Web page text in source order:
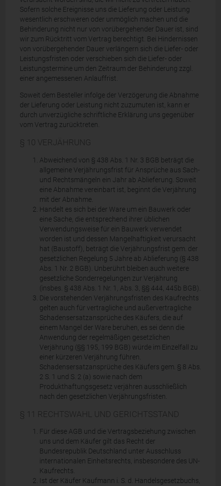
Sofern solche Ereignisse uns die Lieferung oder Leistung
wesentlich erschweren oder unmöglich machen und die
Behinderung nicht nur von vorübergehender Dauer ist, sind
wir zum Rücktritt vom Vertrag berechtigt. Bei Hindernissen
von vorübergehender Dauer verlängern sich die Liefer- oder
Leistungsfristen oder verschieben sich die Liefer- oder
Leistungstermine um den Zeitraum der Behinderung zzgl.
einer angemessenen Anlauffrist.
Soweit dem Besteller infolge der Verzögerung die Abnahme
der Lieferung oder Leistung nicht zuzumuten ist, kann er
durch unverzügliche schriftliche Erklärung uns gegenüber
vom Vertrag zurücktreten.
§ 10 VERJÄHRUNG
Abweichend von § 438 Abs. 1 Nr. 3 BGB beträgt die
allgemeine Verjährungsfrist für Ansprüche aus Sach-
und Rechtsmängeln ein Jahr ab Ablieferung. Soweit
eine Abnahme vereinbart ist, beginnt die Verjährung
mit der Abnahme.
Handelt es sich bei der Ware um ein Bauwerk oder
eine Sache, die entsprechend ihrer üblichen
Verwendungsweise für ein Bauwerk verwendet
worden ist und dessen Mangelhaftigkeit verursacht
hat (Baustoff), beträgt die Verjährungsfrist gem. der
gesetzlichen Regelung 5 Jahre ab Ablieferung (§ 438
Abs. 1 Nr. 2 BGB). Unberührt bleiben auch weitere
gesetzliche Sonderregelungen zur Verjährung
(insbes. § 438 Abs. 1 Nr. 1, Abs. 3, §§ 444, 445b BGB).
Die vorstehenden Verjährungsfristen des Kaufrechts
gelten auch für vertragliche und außervertragliche
Schadensersatzansprüche des Käufers, die auf
einem Mangel der Ware beruhen, es sei denn die
Anwendung der regelmäßigen gesetzlichen
Verjährung (§§ 195, 199 BGB) würde im Einzelfall zu
einer kürzeren Verjährung führen.
Schadensersatzansprüche des Käufers gem. § 8 Abs.
2 S. 1 und S. 2 (a) sowie nach dem
Produkthaftungsgesetz verjähren ausschließlich
nach den gesetzlichen Verjährungsfristen.
§ 11 RECHTSWAHL UND GERICHTSSTAND
Für diese AGB und die Vertragsbeziehung zwischen
uns und dem Käufer gilt das Recht der
Bundesrepublik Deutschland unter Ausschluss
internationalen Einheitsrechts, insbesondere des UN-
Kaufrechts.
Ist der Käufer Kaufmann i. S. d. Handelsgesetzbuchs,